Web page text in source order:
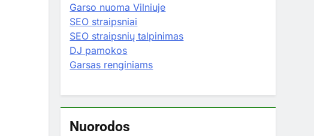
Garso nuoma Vilniuje
SEO straipsniai
SEO straipsnių talpinimas
DJ pamokos
Garsas renginiams
Nuorodos